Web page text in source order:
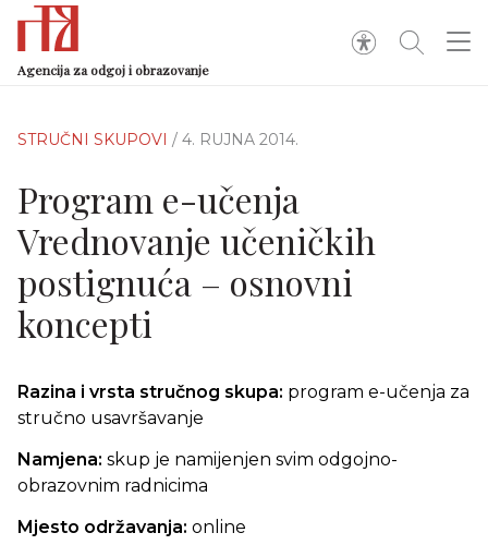
Agencija za odgoj i obrazovanje
STRUČNI SKUPOVI / 4. RUJNA 2014.
Program e-učenja
Vrednovanje učeničkih
postignuća – osnovni
koncepti
Razina i vrsta stručnog skupa: program e-učenja za
stručno usavršavanje
Namjena: skup je namijenjen svim odgojno-
obrazovnim radnicima
Mjesto održavanja: online